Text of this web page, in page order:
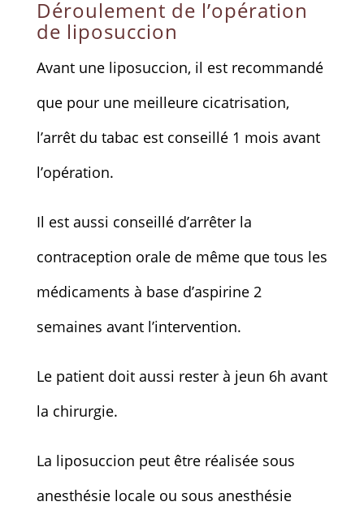
Déroulement de l’opération
de liposuccion
Avant une liposuccion, il est recommandé
que pour une meilleure cicatrisation,
l’arrêt du tabac est conseillé 1 mois avant
l’opération.
Il est aussi conseillé d’arrêter la
contraception orale de même que tous les
médicaments à base d’aspirine 2
semaines avant l’intervention.
Le patient doit aussi rester à jeun 6h avant
la chirurgie.
La liposuccion peut être réalisée sous
anesthésie locale ou sous anesthésie